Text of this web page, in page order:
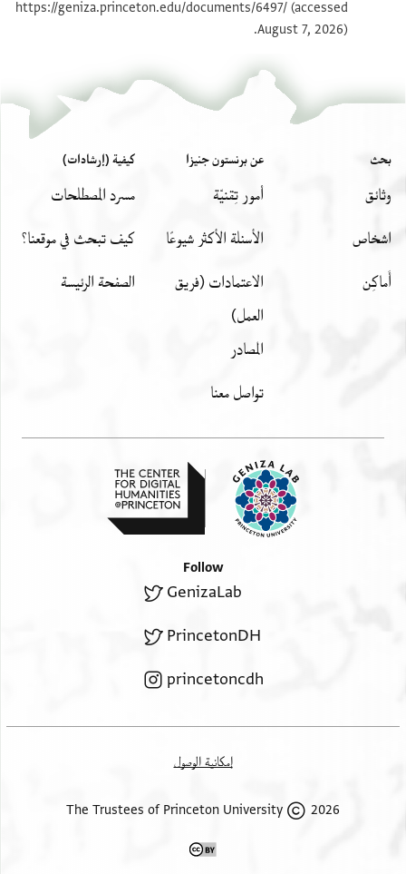
بيان أذونات الصورة
https://geniza.princeton.edu/documents/6497/ (accessed
August 7, 2026).
بحث
وثائق
اشخاص
أَماكِن
عن برنستون جنيزا
أمور تِقنيّة
الأسئلة الأكثر شيوعًا
الاعتمادات (فريق
العمل)
المصادر
تواصل معنا
كيفية (إرشادات)
مسرد المصطلحات
كيف تبحث في موقعنا؟
الصفحة الرئيسة
Follow
GenizaLab
PrincetonDH
princetoncdh
إمكانية الوصول
2026 The Trustees of Princeton University